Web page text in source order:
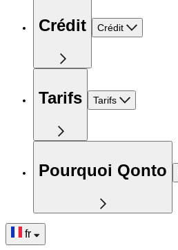
Crédit Crédit
Tarifs Tarifs
Pourquoi Qonto
fr